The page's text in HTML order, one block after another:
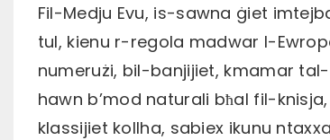
Fil-Medju Evu, is-sawna ġiet
tul, kienu r-regola madwar l-
numerużi, bil-banjijiet, kmamar
hawn b’mod naturali bħal fil-
klassijiet kollha, sabiex ikunu